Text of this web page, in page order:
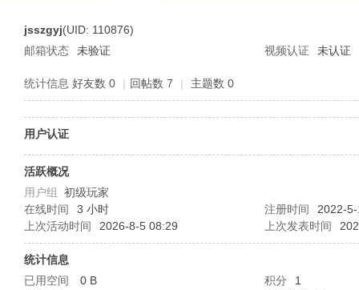
jsszgyj(UID: 110876)
邮箱状态
未验证 视频认证 未认证
统计信息 好友数 0 | 回帖数 7 | 主题数 0
用户认证
活跃概况
用户组 初级玩家
在线时间
3 小时 注册时间
2022-
上次活动时间
2026-8-5 08:29 上次发表时间
统计信息
已用空间
0 B 积分
1